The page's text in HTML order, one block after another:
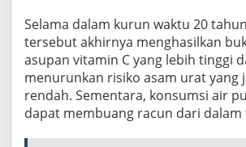
Selama dalam kurun waktu 20
tersebut akhirnya menghasilkan
asupan vitamin C yang lebih tinggi
menurunkan risiko asam urat yang
rendah. Sementara, konsumsi air
dapat membuang racun dari